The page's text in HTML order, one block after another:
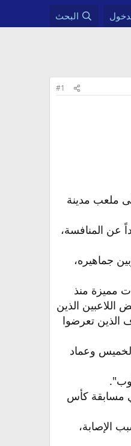
البحث
#1
حينما يلتقيان في الـ8.45 من مساء اليوم على ملعب مدينة
عن المنافسة،
جماهيره،
مميزة منذ
اللاعبين الذين
الذين تعرضوا
وعماد
مسابقة كأس
الإصابة،